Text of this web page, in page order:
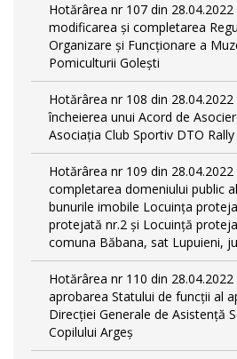
Hotărârea nr 107 din
modificarea și completarea
Organizare și Funcționare a
Pomiculturii Golești
Hotărârea nr 108 din
încheierea unui Acord de
Asociația Club Sportiv DTO
Hotărârea nr 109 din
completarea domeniului public
bunurile imobile Locuința
protejată nr.2 și Locuință
comuna Băbana, sat Lupuieni,
Hotărârea nr 110 din
aprobarea Statului de funcții al
Direcției Generale de Asistență
Copilului Argeș